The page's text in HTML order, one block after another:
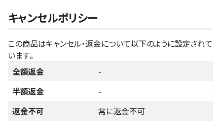
キャンセルポリシー
この商品はキャンセル・返金について以下のように設定されて
います。
全額返金
-
半額返金
-
返金不可
常に返金不可